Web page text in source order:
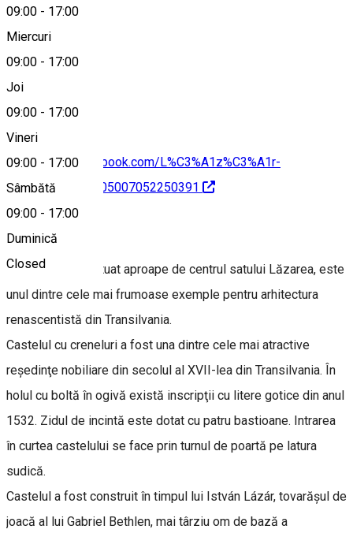
09:00 - 17:00
Miercuri
09:00 - 17:00
Joi
09:00 - 17:00
Vineri
09:00 - 17:00
Sâmbătă
09:00 - 17:00
Duminică
Closed
https://www.facebook.com/L%C3%A1z%C3%A1r-
kast%C3%A9ly-105007052250391
Despre
Castelul Lázár, situat aproape de centrul satului Lăzarea, este
unul dintre cele mai frumoase exemple pentru arhitectura
renascentistă din Transilvania.
Castelul cu creneluri a fost una dintre cele mai atractive
reşedinţe nobiliare din secolul al XVII-lea din Transilvania. În
holul cu boltă în ogivă există inscripţii cu litere gotice din anul
1532. Zidul de incintă este dotat cu patru bastioane. Intrarea
în curtea castelului se face prin turnul de poartă pe latura
sudică.
Castelul a fost construit în timpul lui István Lázár, tovarăşul de
joacă al lui Gabriel Bethlen, mai târziu om de bază a